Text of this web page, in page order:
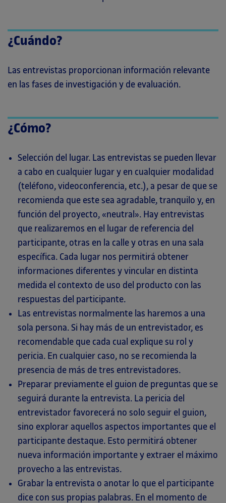
¿Cuándo?
Las entrevistas proporcionan información relevante
en las fases de investigación y de evaluación.
¿Cómo?
Selección del lugar. Las entrevistas se pueden llevar
a cabo en cualquier lugar y en cualquier modalidad
(teléfono, videoconferencia, etc.), a pesar de que se
recomienda que este sea agradable, tranquilo y, en
función del proyecto, «neutral». Hay entrevistas
que realizaremos en el lugar de referencia del
participante, otras en la calle y otras en una sala
específica. Cada lugar nos permitirá obtener
informaciones diferentes y vincular en distinta
medida el contexto de uso del producto con las
respuestas del participante.
Las entrevistas normalmente las haremos a una
sola persona. Si hay más de un entrevistador, es
recomendable que cada cual explique su rol y
pericia. En cualquier caso, no se recomienda la
presencia de más de tres entrevistadores.
Preparar previamente el guion de preguntas que se
seguirá durante la entrevista. La pericia del
entrevistador favorecerá no solo seguir el guion,
sino explorar aquellos aspectos importantes que el
participante destaque. Esto permitirá obtener
nueva información importante y extraer el máximo
provecho a las entrevistas.
Grabar la entrevista o anotar lo que el participante
dice con sus propias palabras. En el momento de